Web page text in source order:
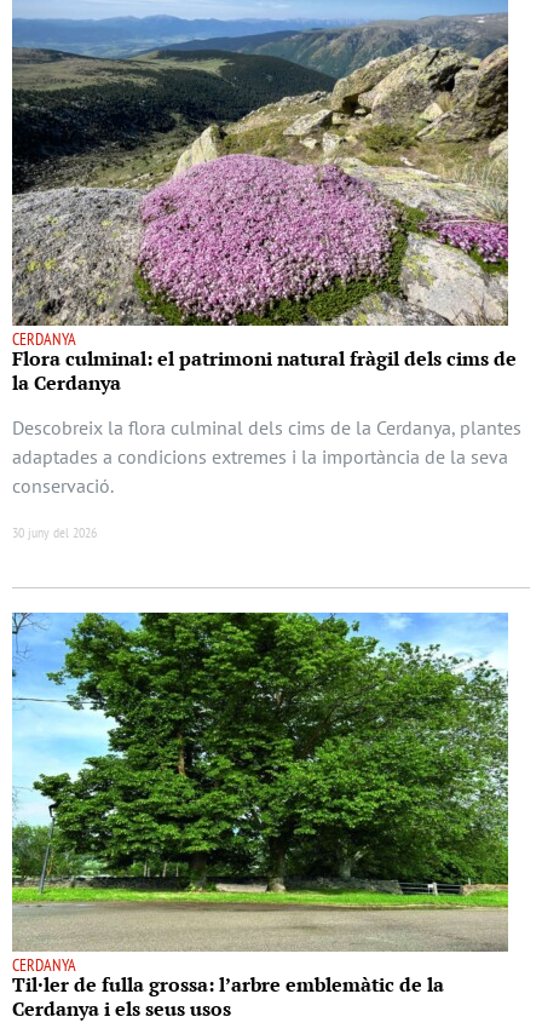
CERDANYA
Flora culminal: el patrimoni natural fràgil dels cims de
la Cerdanya
Descobreix la flora culminal dels cims de la Cerdanya, plantes
adaptades a condicions extremes i la importància de la seva
conservació.
30 juny del 2026
CERDANYA
Til·ler de fulla grossa: l’arbre emblemàtic de la
Cerdanya i els seus usos